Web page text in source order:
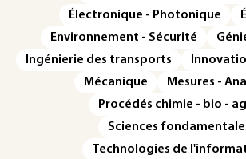
Électronique - Photonique
Environnement - Sécurité
Ingénierie des transports
Mécanique
Mesures -
Procédés chimie - bio -
Sciences
Technologies de